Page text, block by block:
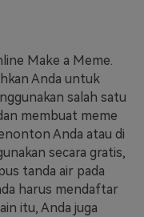
Make a Meme.
Anda untuk
salah satu
membuat meme
Anda atau di
secara gratis,
tanda air pada
harus mendaftar
itu, Anda juga